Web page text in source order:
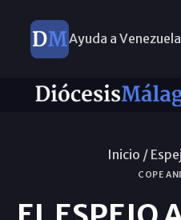
Ayuda a Venezuela
Inicio /
COPE